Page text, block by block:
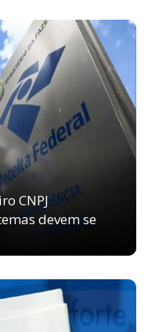
CNPJ
devem se